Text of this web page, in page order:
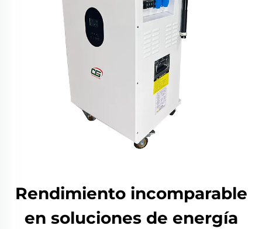
Rendimiento incomparable
en soluciones de energía